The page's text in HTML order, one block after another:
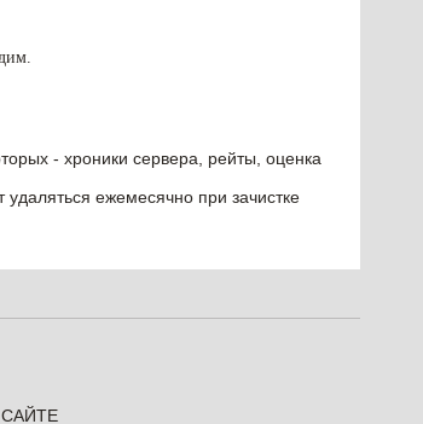
- хроники сервера, рейты, оценка
ежемесячно при зачистке